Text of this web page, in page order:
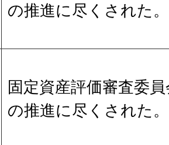
の推進に尽くされた。
固定資産評価審査委
の推進に尽くされた。